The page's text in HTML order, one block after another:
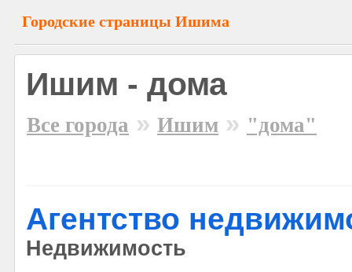
Городские страницы Ишима
Ишим - дома
Все города » Ишим » "дома"
Агентство
Недвижимость